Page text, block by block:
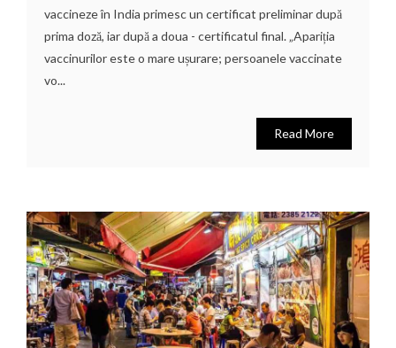
vaccineze în India primesc un certificat preliminar după
prima doză, iar după a doua - certificatul final. „Apariția
vaccinurilor este o mare ușurare; persoanele vaccinate
vo...
Read More